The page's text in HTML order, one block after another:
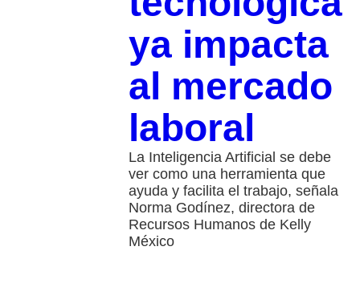
ya impacta
al mercado
laboral
La Inteligencia Artificial se debe
ver como una herramienta que
ayuda y facilita el trabajo, señala
Norma Godínez, directora de
Recursos Humanos de Kelly
México